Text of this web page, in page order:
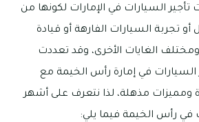
تأجير السيارات في الإمارات لكونها من
أو تجربة السيارات الفارهة أو قيادة
الغايات الأخرى، وقد تعددت
في إمارة رأس الخيمة مع
ومميزات مذهلة، لذا نتعرف على أشهر
في رأس الخيمة فيما يلي: